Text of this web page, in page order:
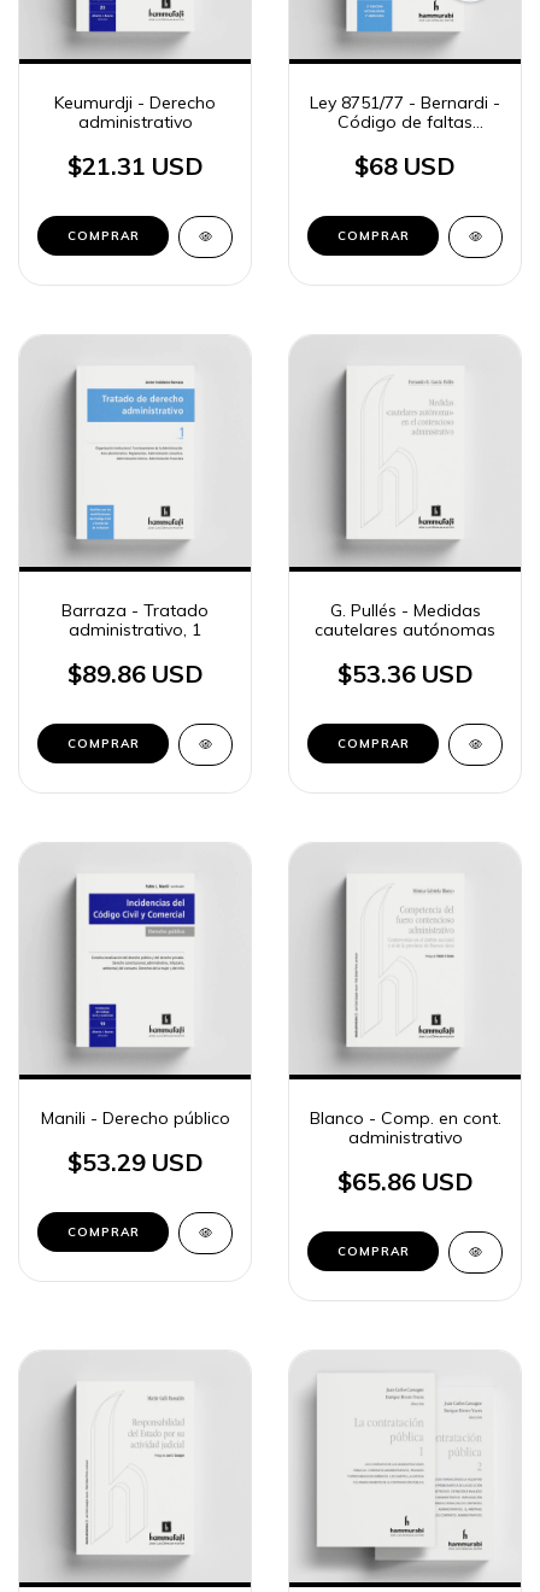
Keumurdji - Derecho
administrativo
$21.31 USD
COMPRAR
Ley 8751/77 - Bernardi -
Código de faltas
$68 USD
COMPRAR
Barraza - Tratado
administrativo, 1
$89.86 USD
COMPRAR
G. Pullés - Medidas
cautelares autónomas
$53.36 USD
Manili - Derecho público
$53.29 USD
COMPRAR
Blanco - Comp. en cont.
administrativo
$65.86 USD